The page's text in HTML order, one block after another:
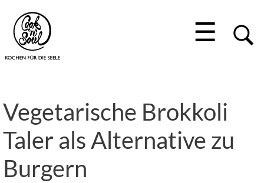
☰
Vegetarische Brokkoli
Taler als Alternative zu
Burgern